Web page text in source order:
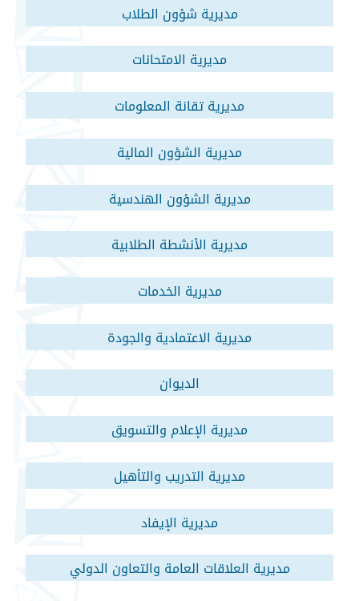
مديرية شؤون الطلاب
مديرية الامتحانات
مديرية تقانة المعلومات
مديرية الشؤون المالية
مديرية الشؤون الهندسية
مديرية الأنشطة الطلابية
مديرية الخدمات
مديرية الاعتمادية والجودة
الديوان
مديرية الإعلام والتسويق
مديرية التدريب والتأهيل
مديرية الإيفاد
مديرية العلاقات العامة والتعاون الدولي